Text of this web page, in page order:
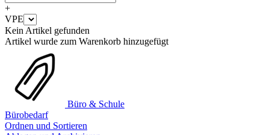
+
VPE
Kein Artikel gefunden
Artikel wurde zum Warenkorb hinzugefügt
Büro & Schule
Bürobedarf
Ordnen und Sortieren